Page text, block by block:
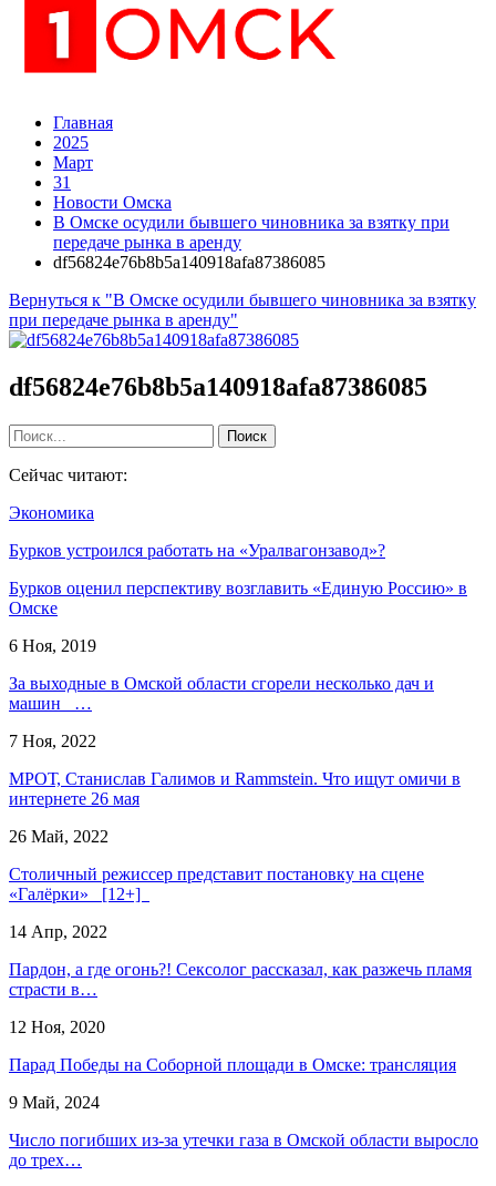
Главная
2025
Март
31
Новости Омска
В Омске осудили бывшего чиновника за взятку при
передаче рынка в аренду
df56824e76b8b5a140918afa87386085
Вернуться к "В Омске осудили бывшего чиновника за взятку
при передаче рынка в аренду"
df56824e76b8b5a140918afa87386085
Сейчас читают:
Экономика
Бурков устроился работать на «Уралвагонзавод»?
Бурков оценил перспективу возглавить «Единую Россию» в
Омске
6 Ноя, 2019
За выходные в Омской области сгорели несколько дач и
машин …
7 Ноя, 2022
МРОТ, Станислав Галимов и Rammstein. Что ищут омичи в
интернете 26 мая
26 Май, 2022
Столичный режиссер представит постановку на сцене
«Галёрки» [12+]
14 Апр, 2022
Пардон, а где огонь?! Сексолог рассказал, как разжечь пламя
страсти в…
12 Ноя, 2020
Парад Победы на Соборной площади в Омске: трансляция
9 Май, 2024
Число погибших из-за утечки газа в Омской области выросло
до трех…